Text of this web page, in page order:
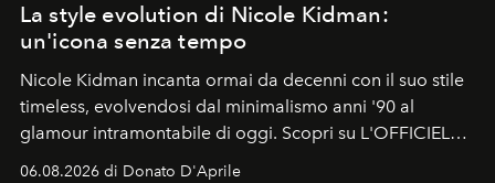
La style evolution di Nicole Kidman:
un'icona senza tempo
Nicole Kidman incanta ormai da decenni con il suo stile
timeless, evolvendosi dal minimalismo anni '90 al
glamour intramontabile di oggi. Scopri su L'OFFICIEL
Italia la sua style evolution.
06.08.2026 di Donato D'Aprile